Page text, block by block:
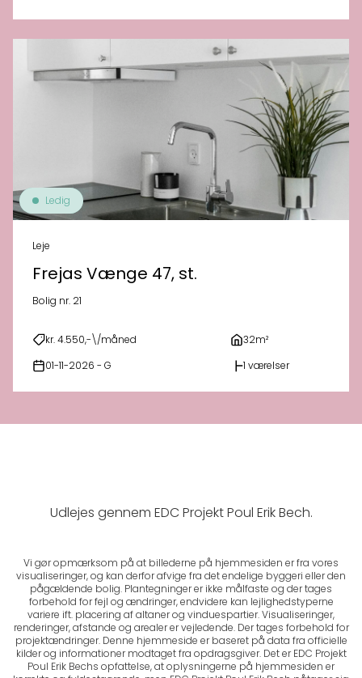
Ledig
Leje
Frejas Vænge 47, st.
Bolig nr. 21
kr. 4.550,-\/måned 32m²
01-11-2026 - G 1 værelser
Udlejes gennem EDC Projekt Poul Erik Bech.
Vi gør opmærksom på at billederne på hjemmesiden er fra vores
visualiseringer, og kan derfor afvige fra det endelige byggeri eller den
pågældende bolig. Plantegninger er ikke målfaste og der tages
forbehold for fejl og ændringer, endvidere kan lejlighedstyperne
variere ift. placering af altaner og vinduespartier. Visualiseringer,
renderinger, afstande og arealer er vejledende. Der tages forbehold for
projektændringer. Denne hjemmeside er baseret på data fra officielle
kilder og informationer modtaget fra opdragsgiver. Det er EDC Projekt
Poul Erik Bechs opfattelse, at oplysningerne på hjemmesiden er